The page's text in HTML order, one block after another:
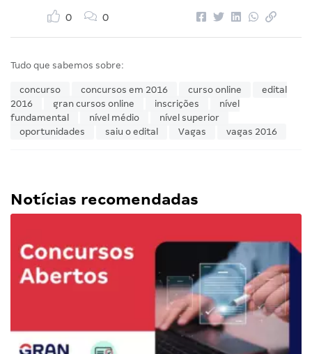
0 0
Tudo que sabemos sobre:
concurso concursos em 2016 curso online
edital
2016
gran cursos online inscrições
nível
fundamental
nível médio
nível superior
oportunidades
saiu o edital Vagas vagas 2016
Notícias recomendadas